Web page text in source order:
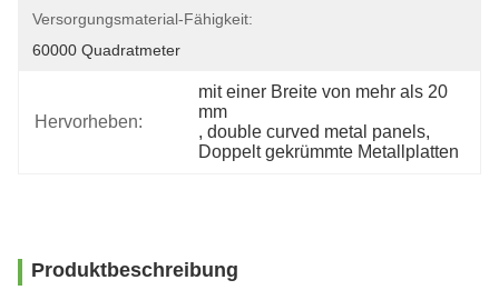
Versorgungsmaterial-Fähigkeit:
60000 Quadratmeter
Hervorheben:
mit einer Breite von mehr als 20
mm
, double curved metal panels,
Doppelt gekrümmte Metallplatten
Produktbeschreibung